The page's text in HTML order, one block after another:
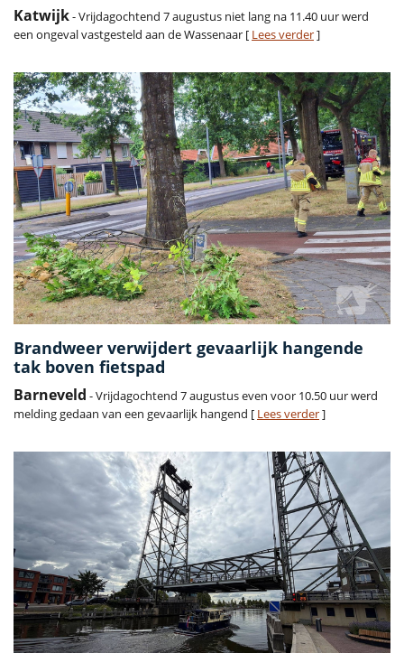
Katwijk- Vrijdagochtend 7 augustus niet lang na 11.40 uur werd
een ongeval vastgesteld aan de Wassenaar [ Lees verder]
Brandweer verwijdert gevaarlijk hangende
tak boven fietspad
Barneveld - Vrijdagochtend 7 augustus even voor 10.50 uur werd
melding gedaan van een gevaarlijk hangend [ Lees verder]